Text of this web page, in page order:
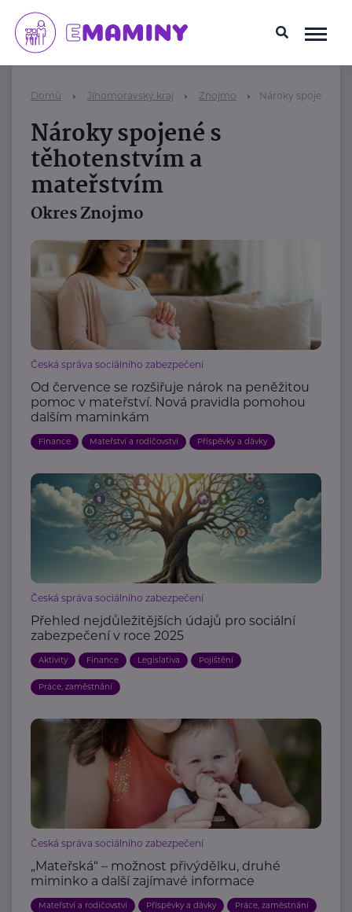
Domů Jihomoravský kraj Znojmo Nároky spojené s
Nároky spojené s
těhotenstvím a
mateřstvím
Okres Znojmo
Česká správa sociálního zabezpečení
Od července se rozšiřuje nárok na peněžitou
pomoc v mateřství. Nová pravidla pomohou
dalším maminkám
Finance Mateřství a rodičovství Příspěvky a dávky
Česká správa sociálního zabezpečení
Přehled nejdůležitějších údajů pro sociální
zabezpečení v roce 2025
Aktivity Finance Legislativa Pojištění
Práce, zaměstnání
Česká správa sociálního zabezpečení
„Mateřská“ – možnost přivýdělku, druhé
miminko a další zajímavé informace
Mateřství a rodičovství Příspěvky a dávky Práce, zaměstnání